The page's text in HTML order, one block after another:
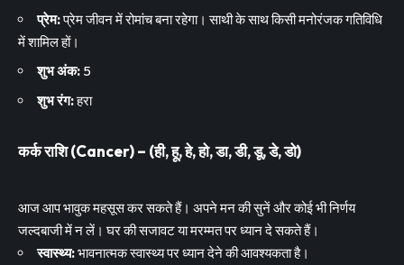
प्रेम:प्रेम जीवन में रोमांच बना रहेगा। साथी के साथ किसी मनोरंजक गतिविधि
में शामिल हों।
शुभ अंक: 5
शुभ रंग:हरा
कर्क राशि (Cancer) – (ही, हू, हे, हो, डा, डी, डू, डे, डो)
आज आप भावुक महसूस कर सकते हैं। अपने मन की सुनें और कोई भी निर्णय
जल्दबाजी में न लें। घर की सजावट या मरम्मत पर ध्यान दे सकते हैं।
स्वास्थ्य:भावनात्मक स्वास्थ्य पर ध्यान देने की आवश्यकता है।